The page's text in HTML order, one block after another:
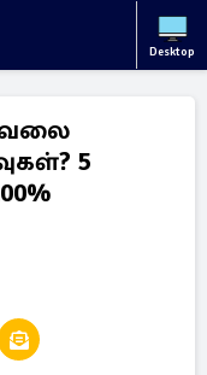
Desktop
5